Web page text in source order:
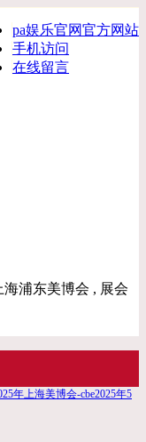
pa娱乐官网官方网站
手机访问
在线留言
海浦东美博会 , 展会
年上海美博会-cbe2025年5